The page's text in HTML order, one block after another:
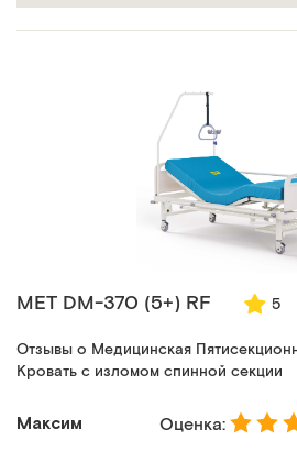
MET DM-370 (5+) RF 5
Отзывы о Медицинская
Кровать с изломом спинной секции
Максим Оценка: